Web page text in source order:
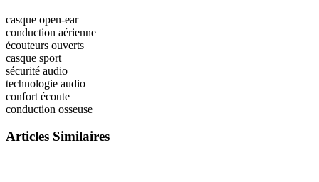
casque open-ear
conduction aérienne
écouteurs ouverts
casque sport
sécurité audio
technologie audio
confort écoute
conduction osseuse
Articles Similaires